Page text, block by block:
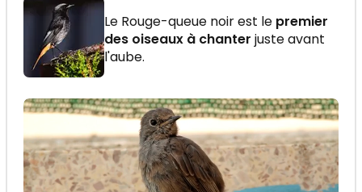
Le Rouge-queue noir est le premier
des oiseaux à chanter juste avant
l'aube.